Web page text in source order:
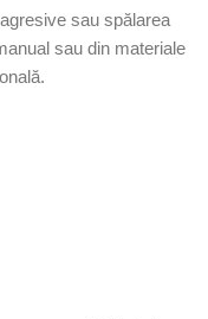
sau spălarea
sau din materiale